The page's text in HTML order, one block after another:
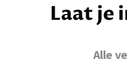
Laat je
Alle